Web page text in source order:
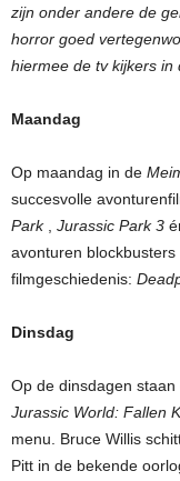
zijn onder andere de
horror goed
hiermee de tv kijkers
Maandag
Op maandag in de
succesvolle
Park, Jurassic Park 3
avonturen
filmgeschiedenis:
Dinsdag
Op de dinsdagen
Jurassic World: Fallen
menu. Bruce Willis
Pitt in de bekende